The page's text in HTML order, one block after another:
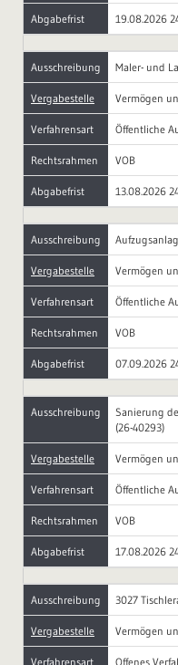
Abgabefrist 19.08.2026
Ausschreibung Maler- und
Vergabestelle Vermögen
Verfahrensart Öffentliche
Rechtsrahmen VOB
Abgabefrist 13.08.2026
Ausschreibung
Vergabestelle Vermögen
Verfahrensart Öffentliche
Rechtsrahmen VOB
Abgabefrist 07.09.2026
Ausschreibung
Sanierung
(26-40293)
Vergabestelle Vermögen
Verfahrensart Öffentliche
Rechtsrahmen VOB
Abgabefrist 17.08.2026
Ausschreibung 3027
Vergabestelle Vermögen
Verfahrensart Offenes